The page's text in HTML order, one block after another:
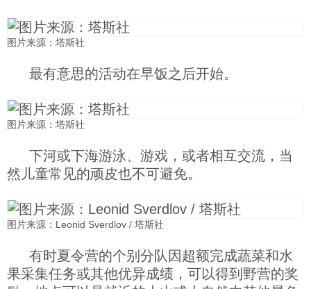
图片来源：塔斯社
最有意思的活动在早饭之后开始。
图片来源：塔斯社
下河或下海游泳、游戏，或者相互交流，当
然儿童常见的顽皮也不可避免。
图片来源：Leonid Sverdlov / 塔斯社
有时夏令营的个别分队因超额完成蔬菜和水
果采集任务或其他优异成绩，可以得到野营的奖